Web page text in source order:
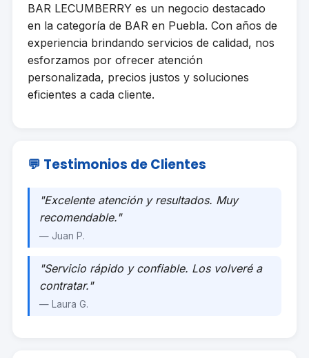
BAR LECUMBERRY es un negocio destacado
en la categoría de BAR en Puebla. Con años de
experiencia brindando servicios de calidad, nos
esforzamos por ofrecer atención
personalizada, precios justos y soluciones
eficientes a cada cliente.
💬 Testimonios de Clientes
"Excelente atención y resultados. Muy
recomendable."
— Juan P.
"Servicio rápido y confiable. Los volveré a
contratar."
— Laura G.